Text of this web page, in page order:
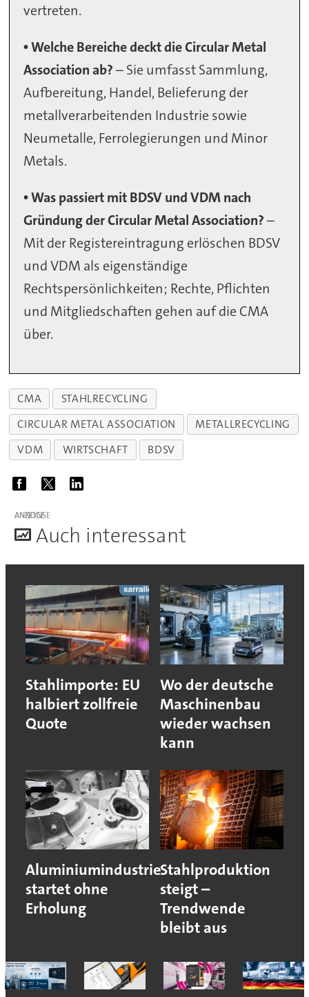
vertreten.
• Welche Bereiche deckt die Circular Metal
Association ab?– Sie umfasst Sammlung,
Aufbereitung, Handel, Belieferung der
metallverarbeitenden Industrie sowie
Neumetalle, Ferrolegierungen und Minor
Metals.
• Was passiert mit BDSV und VDM nach
Gründung der Circular Metal Association?–
Mit der Registereintragung erlöschen BDSV
und VDM als eigenständige
Rechtspersönlichkeiten; Rechte, Pflichten
und Mitgliedschaften gehen auf die CMA
über.
CMA
STAHLRECYCLING
CIRCULAR METAL ASSOCIATION
METALLRECYCLING
VDM
WIRTSCHAFT BDSV
ANZEIGE
Auch interessant
Stahlimporte: EU
halbiert zollfreie
Quote
Wo der deutsche
Maschinenbau
wieder wachsen
kann
Aluminiumindustrie
startet ohne
Erholung
Stahlproduktion
steigt –
Trendwende
bleibt aus